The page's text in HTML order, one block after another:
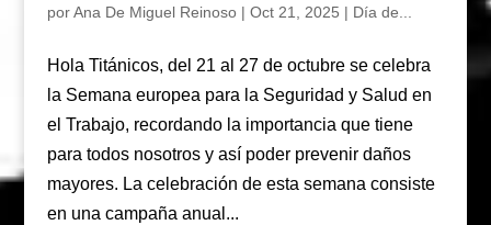
porAna De Miguel Reinoso| Oct 21, 2025 | Día de...
Hola Titánicos, del 21 al 27 de octubre se celebra
la Semana europea para la Seguridad y Salud en
el Trabajo, recordando la importancia que tiene
para todos nosotros y así poder prevenir daños
mayores. La celebración de esta semana consiste
en una campaña anual...